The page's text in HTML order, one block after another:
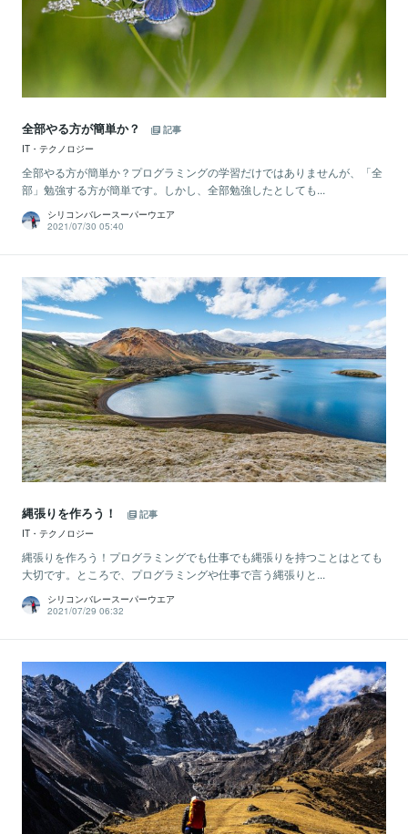
全部やる方が簡単か？
記事
IT・テクノロジー
全部やる方が簡単か？プログラミングの学習だけではありませんが、「全
部」勉強する方が簡単です。しかし、全部勉強したとしても...
シリコンバレースーパーウエア
2021/07/30 05:40
縄張りを作ろう！
記事
IT・テクノロジー
縄張りを作ろう！プログラミングでも仕事でも縄張りを持つことはとても
大切です。ところで、プログラミングや仕事で言う縄張りと...
シリコンバレースーパーウエア
2021/07/29 06:32